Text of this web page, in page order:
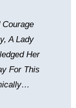
A Lady
Her
For This